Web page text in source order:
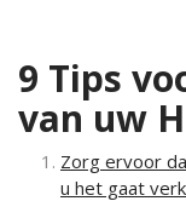
9 Tips
van uw
Zorg ervoor
u het gaat